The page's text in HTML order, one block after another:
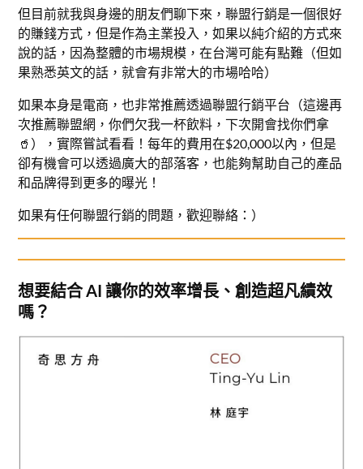
但目前就我與身邊的朋友們聊下來，聯盟行銷是一個很好
的賺錢方式，但是作為主業投入，如果以純介紹的方式來
說的話，因為整體的市場規模，在台灣可能有點難（但如
果熟悉英文的話，就會有非常大的市場哈哈）
如果本身是電商，也非常推薦透過聯盟行銷平台（這邊再
次推薦聯盟網，你們欠我一杯飲料，下次開會找你們拿
🥤），實際嘗試看看！每年的費用在$20,000以內，但是
卻有機會可以透過廣大的部落客，也能夠幫助自己的產品
和品牌得到更多的曝光！
如果有任何聯盟行銷的問題，歡迎聯絡：）
想要結合 AI 讓你的效率增長、創造超凡績效
嗎？